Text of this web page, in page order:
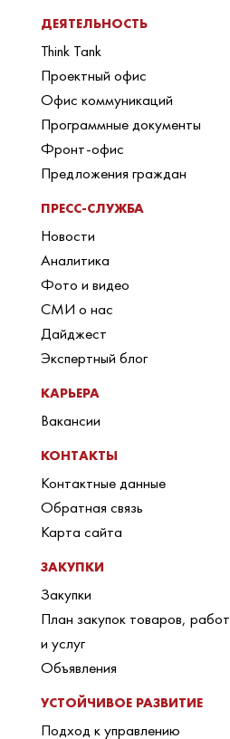
ДЕЯТЕЛЬНОСТЬ
Think Tank
Проектный офис
Офис коммуникаций
Программные документы
Фронт-офис
Предложения граждан
ПРЕСС-СЛУЖБА
Новости
Аналитика
Фото и видео
СМИ о нас
Дайджест
Экспертный блог
КАРЬЕРА
Вакансии
КОНТАКТЫ
Контактные данные
Обратная связь
Карта сайта
ЗАКУПКИ
Закупки
План закупок товаров, работ
и услуг
Объявления
УСТОЙЧИВОЕ РАЗВИТИЕ
Подход к управлению